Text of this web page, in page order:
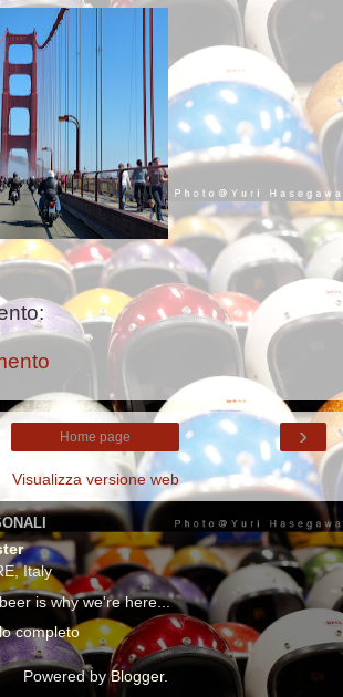
›
Home page
Visualizza versione web
Italy
is why we're here...
completo
Powered byBlogger.